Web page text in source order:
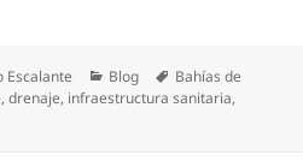
Escalante Categorías
Blog Etiquetas
Bahías de
,drenaje, infraestructura sanitaria,